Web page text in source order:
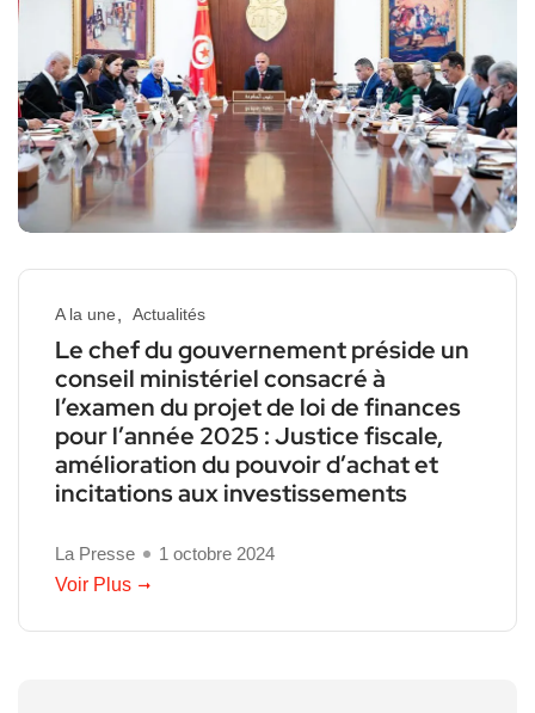
A la une Actualités
Le chef du gouvernement préside un
conseil ministériel consacré à
l’examen du projet de loi de finances
pour l’année 2025 : Justice fiscale,
amélioration du pouvoir d’achat et
incitations aux investissements
La Presse
1 octobre 2024
Voir Plus